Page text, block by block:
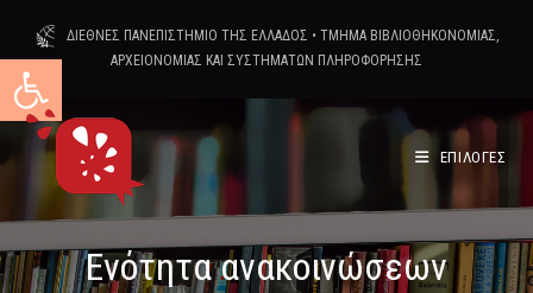
Ανοίξτε τη γραμμή εργαλείων
content
ΔΙΕΘΝΕΣ ΠΑΝΕΠΙΣΤΗΜΙΟ ΤΗΣ ΕΛΛΑΔΟΣ • ΤΜΗΜΑ ΒΙΒΛΙΟΘΗΚΟΝΟΜΙΑΣ,
ΑΡΧΕΙΟΝΟΜΙΑΣ ΚΑΙ ΣΥΣΤΗΜΑΤΩΝ ΠΛΗΡΟΦΟΡΗΣΗΣ
ΕΠΙΛΟΓΕΣ
Ενότητα ανακοινώσεων